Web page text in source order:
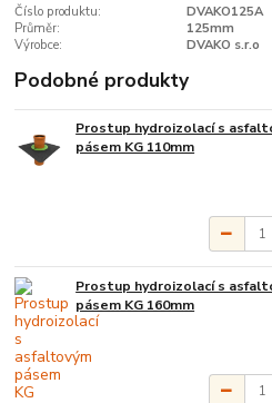
Číslo produktu:
DVAKO125A
Průměr:
125mm
Výrobce:
DVAKO s.r.o
Podobné produkty
Prostup hydroizolací s
pásem KG 110mm
Prostup hydroizolací s
pásem KG 160mm